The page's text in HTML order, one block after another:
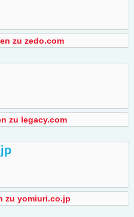
zu zedo.com
zu legacy.com
zu yomiuri.co.jp